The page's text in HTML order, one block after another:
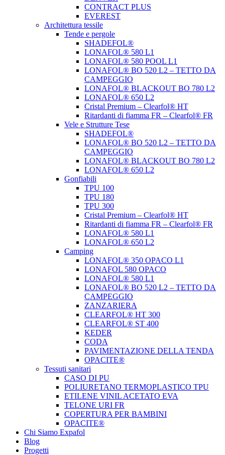
CONTRACT PLUS
EVEREST
Architettura tessile
Tende e pergole
SHADEFOL®
LONAFOL® 580 L1
LONAFOL® 580 POOL L1
LONAFOL® BO 520 L2 – TETTO DA
CAMPEGGIO
LONAFOL® BLACKOUT BO 780 L2
LONAFOL® 650 L2
Cristal Premium – Clearfol® HT
Ritardanti di fiamma FR – Clearfol® FR
Vele e Strutture Tese
SHADEFOL®
LONAFOL® BO 520 L2 – TETTO DA
CAMPEGGIO
LONAFOL® BLACKOUT BO 780 L2
LONAFOL® 650 L2
Gonfiabili
TPU 100
TPU 180
TPU 300
Cristal Premium – Clearfol® HT
Ritardanti di fiamma FR – Clearfol® FR
LONAFOL® 580 L1
LONAFOL® 650 L2
Camping
LONAFOL® 350 OPACO L1
LONAFOL 580 OPACO
LONAFOL® 580 L1
LONAFOL® BO 520 L2 – TETTO DA
CAMPEGGIO
ZANZARIERA
CLEARFOL® HT 300
CLEARFOL® ST 400
KEDER
CODA
PAVIMENTAZIONE DELLA TENDA
OPACITE®
Tessuti sanitari
CASO DI PU
POLIURETANO TERMOPLASTICO TPU
ETILENE VINIL ACETATO EVA
TELONE URI FR
COPERTURA PER BAMBINI
OPACITE®
Chi Siamo Expafol
Blog
Progetti